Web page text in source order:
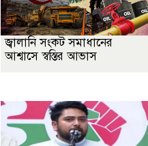
জ্বালানি সংকট সমাধানের
আশ্বাসে স্বস্তির আভাস